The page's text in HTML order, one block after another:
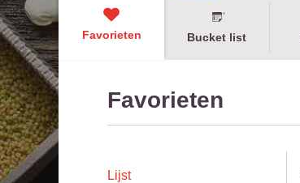
Favorieten Bucket list
Favorieten
Lijst